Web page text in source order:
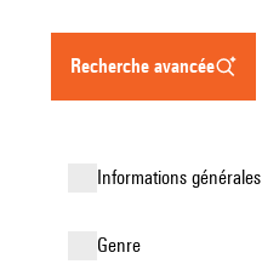
recherche avancée
informations générales
genre